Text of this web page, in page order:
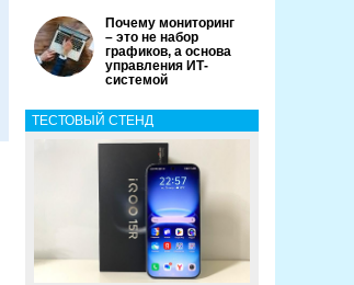
Почему мониторинг
– это не набор
графиков, а основа
управления ИТ-
системой
ТЕСТОВЫЙ СТЕНД